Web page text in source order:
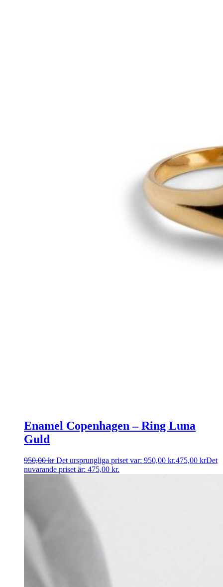
Enamel Copenhagen – Ring Luna
Guld
950,00kr Det ursprungliga priset var: 950,00 kr.475,00 krDet
nuvarande priset är: 475,00 kr.